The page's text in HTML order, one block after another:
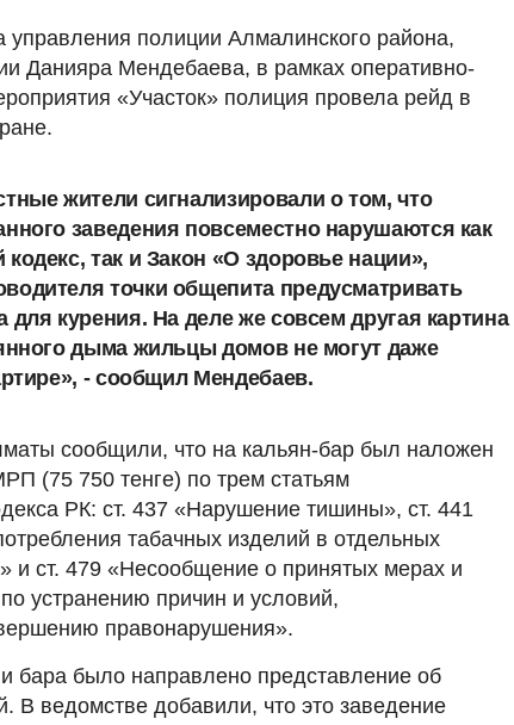
управления полиции Алмалинского района,
Данияра Мендебаева, в рамках оперативно-
«Участок» полиция провела рейд в
жители сигнализировали о том, что
заведения повсеместно нарушаются как
так и Закон «О здоровье нации»,
точки общепита предусматривать
для курения. На деле же совсем другая картина
дыма жильцы домов не могут даже
- сообщил Мендебаев.
сообщили, что на кальян-бар был наложен
(75 750 тенге) по трем статьям
РК: ст. 437 «Нарушение тишины», ст. 441
табачных изделий в отдельных
и ст. 479 «Несообщение о принятых мерах и
устранению причин и условий,
правонарушения».
бара было направлено представление об
В ведомстве добавили, что это заведение